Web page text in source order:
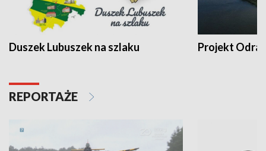
Duszek Lubuszek na szlaku Projekt Odra
REPORTAŻE